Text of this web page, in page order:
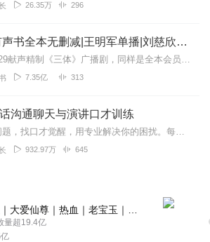
26.35万 296
三体|有声书全本无删减|王明军单播|刘慈欣原著
点击听729献声精制《三体》广播剧，同样是全本会员免费畅听，快来感受声音大戏的魅力！【购买须知】1、本作品部分集数为免费试听。2、版权归原作者所有，严禁翻录成任...
7.35亿 313
沟通聊天与演讲口才训练
有口才问题，找口才觉醒，用专业解决你的困扰。每天晚8点更新，欢迎订阅。四大训练板块：【流畅表达】【公众演讲】【即兴发言】【沟通聊天】，总有一款帮到您。如果你想...
932.97万 645
量超19.4亿
亿